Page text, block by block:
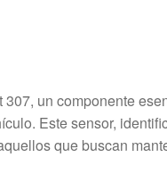
un componente
Este sensor,
que buscan